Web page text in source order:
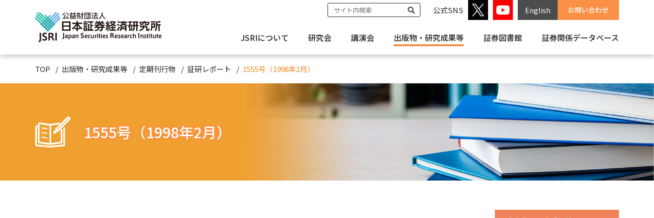
公式SNS English お問い合わせ
JSRIについて 研究会 講演会 出版物・ 研究成果等 証券図書館 証券関係データベース
TOP 出版物・研究成果等 定期刊行物 証研レポート 1555号（1998年2月）
1555号（1998年2月）